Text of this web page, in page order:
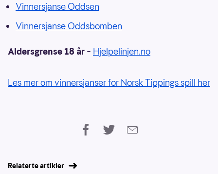
Vinnersjanse Oddsen
Vinnersjanse Oddsbomben
Aldersgrense 18 år – Hjelpelinjen.no
Les mer om vinnersjanser for Norsk Tippings spill her
Relaterte artikler